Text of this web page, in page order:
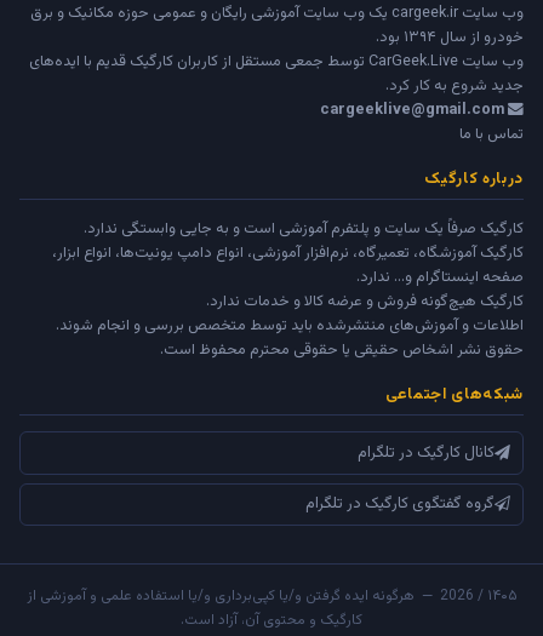
وب سایت cargeek.ir یک وب سایت آموزشی رایگان و عمومی حوزه مکانیک و برق
خودرو از سال ۱۳۹۴ بود.
وب سایت CarGeek.Live توسط جمعی مستقل از کاربران کارگیک قدیم با ایده‌های
جدید شروع به کار کرد.
cargeeklive@gmail.com
تماس با ما
درباره کارگیک
کارگیک صرفاً یک سایت و پلتفرم آموزشی است و به جایی وابستگی ندارد.
کارگیک آموزشگاه، تعمیرگاه، نرم‌افزار آموزشی، انواع دامپ یونیت‌ها، انواع ابزار،
صفحه اینستاگرام و... ندارد.
کارگیک هیچ‌گونه فروش و عرضه کالا و خدمات ندارد.
اطلاعات و آموزش‌های منتشرشده باید توسط متخصص بررسی و انجام شوند.
حقوق نشر اشخاص حقیقی یا حقوقی محترم محفوظ است.
شبکه‌های اجتماعی
کانال کارگیک در تلگرام
گروه گفتگوی کارگیک در تلگرام
۱۴۰۵ / 2026 — هرگونه ایده گرفتن و/یا کپی‌برداری و/یا استفاده علمی و آموزشی از
کارگیک و محتوی آن، آزاد است.